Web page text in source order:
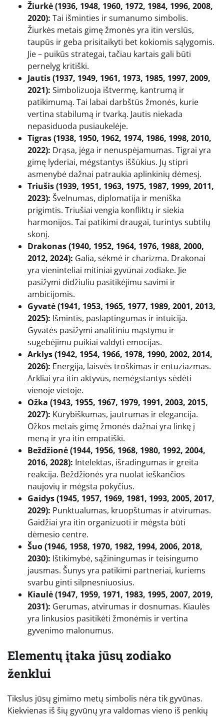
Žiurkė (1936, 1948, 1960, 1972, 1984, 1996, 2008,
2020): Tai išminties ir sumanumo simbolis.
Žiurkės metais gimę žmonės yra itin verslūs,
taupūs ir geba prisitaikyti bet kokiomis sąlygomis.
Jie – puikūs strategai, tačiau kartais gali būti
pernelyg kritiški.
Jautis (1937, 1949, 1961, 1973, 1985, 1997, 2009,
2021): Simbolizuoja ištvermę, kantrumą ir
patikimumą. Tai labai darbštūs žmonės, kurie
vertina stabilumą ir tvarką. Jautis niekada
nepasiduoda pusiaukelėje.
Tigras (1938, 1950, 1962, 1974, 1986, 1998, 2010,
2022): Drąsa, jėga ir nenuspėjamumas. Tigrai yra
gimę lyderiai, mėgstantys iššūkius. Jų stipri
asmenybė dažnai patraukia aplinkinių dėmesį.
Triušis (1939, 1951, 1963, 1975, 1987, 1999, 2011,
2023): Švelnumas, diplomatija ir meniška
prigimtis. Triušiai vengia konfliktų ir siekia
harmonijos. Tai patikimi draugai, turintys subtilų
skonį.
Drakonas (1940, 1952, 1964, 1976, 1988, 2000,
2012, 2024): Galia, sėkmė ir charizma. Drakonai
yra vieninteliai mitiniai gyvūnai zodiake. Jie
pasižymi didžiuliu pasitikėjimu savimi ir
ambicijomis.
Gyvatė (1941, 1953, 1965, 1977, 1989, 2001, 2013,
2025): Išmintis, paslaptingumas ir intuicija.
Gyvatės pasižymi analitiniu mąstymu ir
sugebėjimu puikiai valdyti emocijas.
Arklys (1942, 1954, 1966, 1978, 1990, 2002, 2014,
2026): Energija, laisvės troškimas ir entuziazmas.
Arkliai yra itin aktyvūs, nemėgstantys sėdėti
vienoje vietoje.
Ožka (1943, 1955, 1967, 1979, 1991, 2003, 2015,
2027): Kūrybiškumas, jautrumas ir elegancija.
Ožkos metais gimę žmonės dažnai yra linkę į
meną ir yra itin empatiški.
Beždžionė (1944, 1956, 1968, 1980, 1992, 2004,
2016, 2028): Intelektas, išradingumas ir greita
reakcija. Beždžionės yra nuolat ieškančios
naujovių ir mėgsta pokyčius.
Gaidys (1945, 1957, 1969, 1981, 1993, 2005, 2017,
2029): Punktualumas, kruopštumas ir atvirumas.
Gaidžiai yra itin organizuoti ir mėgsta būti
dėmesio centre.
Šuo (1946, 1958, 1970, 1982, 1994, 2006, 2018,
2030): Ištikimybė, sąžiningumas ir teisingumo
jausmas. Šunys yra patikimi partneriai, kuriems
svarbu ginti silpnesniuosius.
Kiaulė (1947, 1959, 1971, 1983, 1995, 2007, 2019,
2031): Gerumas, atvirumas ir dosnumas. Kiaulės
yra linkusios pasitikėti žmonėmis ir vertina
gyvenimo malonumus.
Elementų įtaka jūsų zodiako
ženklui
Tikslus jūsų gimimo metų simbolis nėra tik gyvūnas.
Kiekvienas iš šių gyvūnų yra valdomas vieno iš penkių